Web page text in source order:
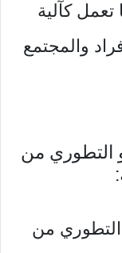
تعمل كآلية
والمجتمع
التطوري من
التطوري من